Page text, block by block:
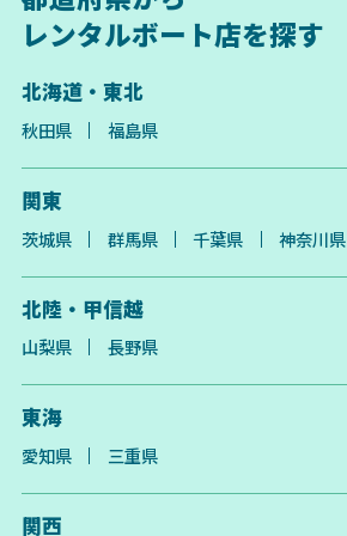
レンタルボート店を探す
北海道・東北
秋田県 福島県
関東
茨城県 群馬県 千葉県 神奈川県
北陸・甲信越
山梨県 長野県
東海
愛知県 三重県
関西